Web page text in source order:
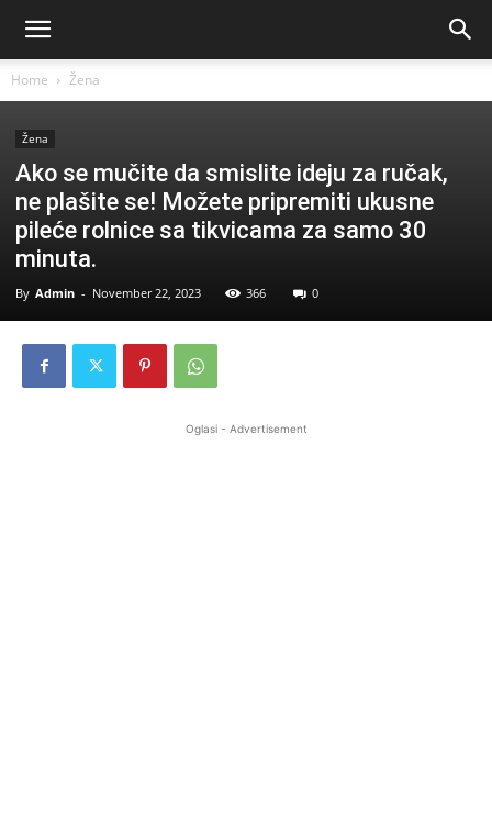
Home Žena
Žena
Ako se mučite da smislite ideju za ručak,
ne plašite se! Možete pripremiti ukusne
pileće rolnice sa tikvicama za samo 30
minuta.
By Admin - November 22, 2023 366 0
Oglasi - Advertisement